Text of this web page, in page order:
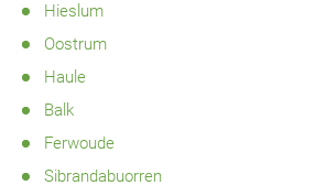
Hieslum
Oostrum
Haule
Balk
Ferwoude
Sibrandabuorren